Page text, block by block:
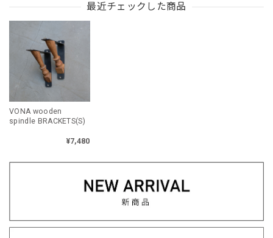
最近チェックした商品
VONA wooden
spindle BRACKETS(S)
¥7,480